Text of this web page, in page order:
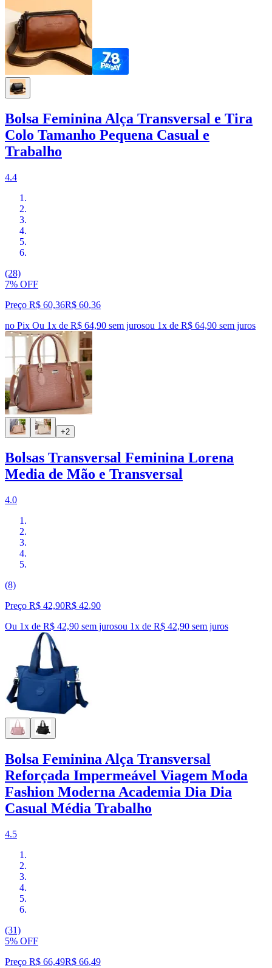
Bolsa Feminina Alça Transversal e Tira
Colo Tamanho Pequena Casual e
Trabalho
4.4
(28)
7% OFF
Preço R$ 60,36R$ 60,36
no Pix Ou 1x de R$ 64,90 sem jurosou 1x de R$ 64,90 sem juros
+2
Bolsas Transversal Feminina Lorena
Media de Mão e Transversal
4.0
(8)
Preço R$ 42,90R$ 42,90
Ou 1x de R$ 42,90 sem jurosou 1x de R$ 42,90 sem juros
Bolsa Feminina Alça Transversal
Reforçada Impermeável Viagem Moda
Fashion Moderna Academia Dia Dia
Casual Média Trabalho
4.5
(31)
5% OFF
Preço R$ 66,49R$ 66,49